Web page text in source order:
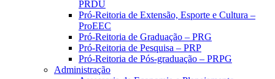
PRDU
Pró-Reitoria de Extensão, Esporte e Cultura –
ProEEC
Pró-Reitoria de Graduação – PRG
Pró-Reitoria de Pesquisa – PRP
Pró-Reitoria de Pós-graduação – PRPG
Administração